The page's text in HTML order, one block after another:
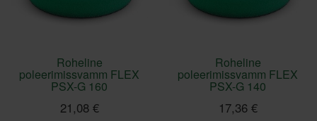
Roheline
poleerimissvamm FLEX
PSX-G 160
21,08 €
Roheline
poleerimissvamm FLEX
PSX-G 140
17,36 €